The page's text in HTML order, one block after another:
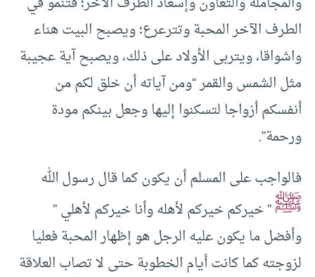
الطرف الآخر المحبة وتترعرع؛ ويصبح البيت هناء
واشواقا، ويتربى الأولاد على ذلك، ويصبح آية عجيبة
مثل الشمس والقمر “ومن آياته أن خلق لكم من
أنفسكم أزواجا لتسكنوا إليها وجعل بينكم مودة
ورحمة”.
فالواجب على المسلم أن يكون كما قال رسول الله
ﷺ” خيركم خيركم لأهله وأنا خيركم لأهلي ”
وأفضل ما يكون عليه الرجل هو إظهار المحبة فعليا
لزوجته كما كانت أيام الخطوبة حتى لا تصاب العلاقة